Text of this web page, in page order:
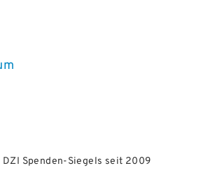
DZI Spenden-Siegels seit 2009